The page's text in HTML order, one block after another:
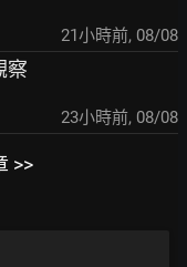
21小時前, 08/08
察
23小時前, 08/08
>>